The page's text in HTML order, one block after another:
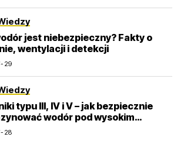
jest niebezpieczny? Fakty o
wentylacji i detekcji
29
typu III, IV i V – jak bezpiecznie
wodór pod wysokim
28